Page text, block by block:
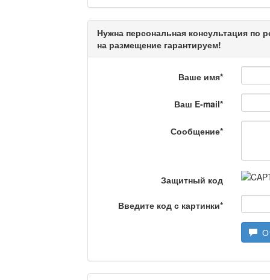
Кто поможет мигранту?
Сделано в Актобе /
Станем чемпионами /
Нужна персональная консультация по
на размещение гарантируем!
Ваше имя*
Ваш E-mail*
Сообщение*
Защитный код
Введите код с картинки*